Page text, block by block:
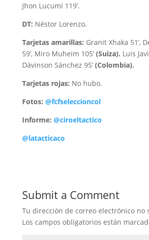
Jhon Lucumí 119’.
DT: Néstor Lorenzo.
Tarjetas amarillas: Granit Xhaka 51’,
59’, Miro Muheim 105’ (Suiza). Luis
Dávinson Sánchez 95’ (Colombia).
Tarjetas rojas: No hubo.
Fotos: @fcfseleccioncol
Informe: @ciroeltactico
@latacticaco
Submit a Comment
Tu dirección de correo electrónico no
Los campos obligatorios están